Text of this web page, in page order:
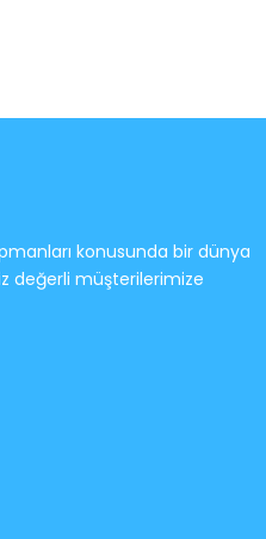
konusunda bir dünya
değerli müşterilerimize